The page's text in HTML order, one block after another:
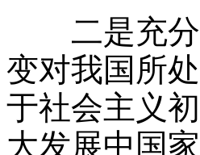
二是充分
变对我国所
于社会主义
大发展中国